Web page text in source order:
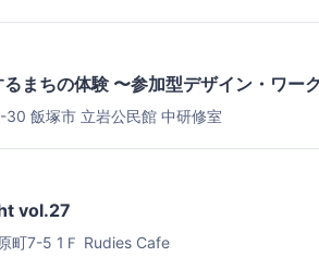
まちの体験 〜参加型デザイン・ワー
30 飯塚市 立岩公民館 中研修室
vol.27
町7-5 1Ｆ Rudies Cafe